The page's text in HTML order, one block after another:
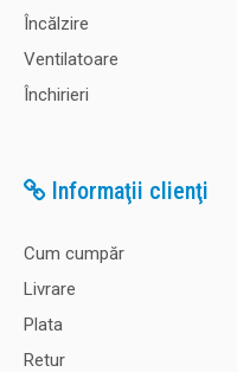
Încălzire
Ventilatoare
Închirieri
Informaţii clienţi
Cum cumpăr
Livrare
Plata
Retur